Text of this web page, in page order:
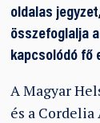
oldalas
összefoglalja
kapcsolódó fő
A Magyar
és a